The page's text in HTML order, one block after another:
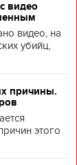
видео
видео, на
убийц,
причины.
этого